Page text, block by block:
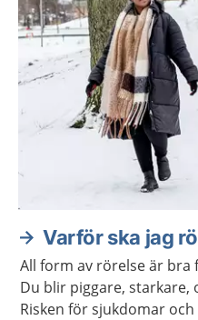
Varför ska jag
All form av rörelse är bra
Du blir piggare,
Risken för sjukdomar